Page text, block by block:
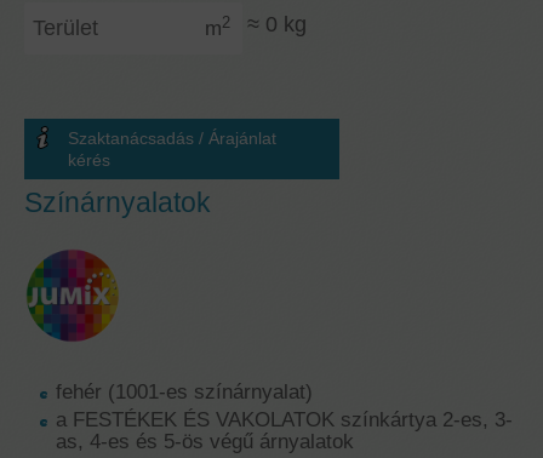
m2 ≈ 0 kg
Szaktanácsadás / Árajánlat
kérés
Színárnyalatok
fehér (1001-es színárnyalat)
a FESTÉKEK ÉS VAKOLATOK színkártya 2-es, 3-
as, 4-es és 5-ös végű árnyalatok